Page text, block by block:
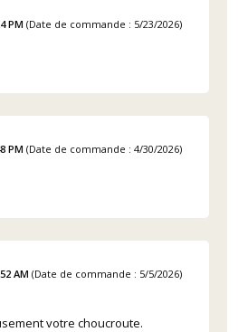
PM (Date de commande : 5/23/2026)
PM (Date de commande : 4/30/2026)
AM (Date de commande : 5/5/2026)
votre choucroute.